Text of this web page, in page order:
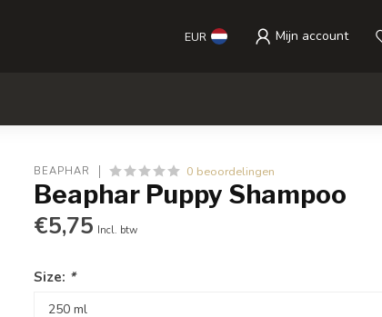
EUR Mijn account
BEAPHAR 0 beoordelingen
Beaphar Puppy Shampoo
€5,75 Incl. btw
Size: *